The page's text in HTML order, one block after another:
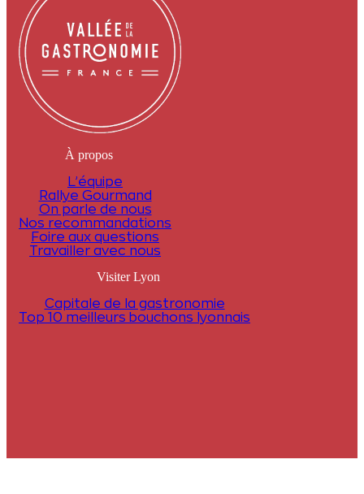
À propos
L’équipe
Rallye Gourmand
On parle de nous
Nos recommandations
Foire aux questions
Travailler avec nous
Visiter Lyon
Capitale de la gastronomie
Top 10 meilleurs bouchons lyonnais